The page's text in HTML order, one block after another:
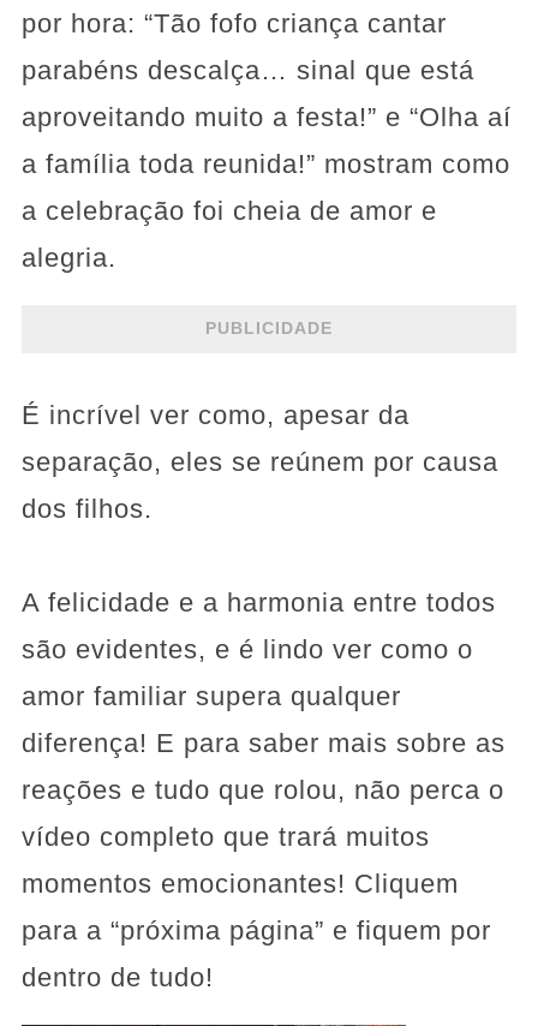
por hora: “Tão fofo criança cantar
parabéns descalça… sinal que está
aproveitando muito a festa!” e “Olha aí
a família toda reunida!” mostram como
a celebração foi cheia de amor e
alegria.
PUBLICIDADE
É incrível ver como, apesar da
separação, eles se reúnem por causa
dos filhos.
A felicidade e a harmonia entre todos
são evidentes, e é lindo ver como o
amor familiar supera qualquer
diferença! E para saber mais sobre as
reações e tudo que rolou, não perca o
vídeo completo que trará muitos
momentos emocionantes! Cliquem
para a “próxima página” e fiquem por
dentro de tudo!